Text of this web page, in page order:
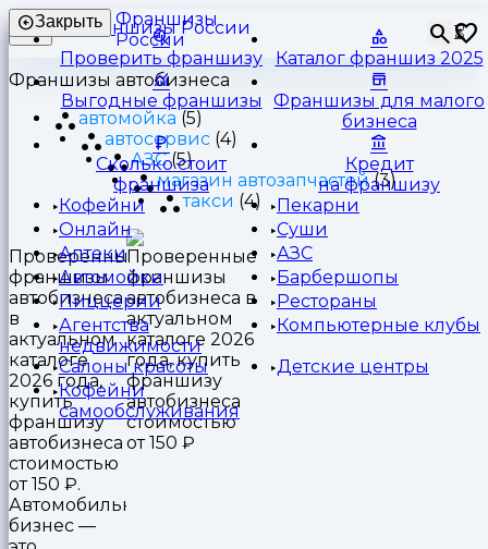
Франшизы
России
⏳
Закрыть
Проверить франшизу Каталог франшиз 2025
Выгодные франшизы
Франшизы для малого
бизнеса
Сколько стоит
франшиза
Кредит
на франшизу
Кофейни
Пекарни
Онлайн
Суши
Аптеки
АЗС
Автомойки
Барбершопы
Пиццерии
Рестораны
Агентства
недвижимости
Компьютерные клубы
Салоны красоты
Детские центры
Кофейни
самообслуживания
Франшизы автобизнеса
автомойка (5)
автосервис (4)
АЗС(5)
магазин автозапчастей(3)
такси (4)
Проверенные
франшизы
автобизнеса
в
актуальном
каталоге
2026 года,
купить
франшизу
автобизнеса
стоимостью
от 150 ₽.
Автомобильный
бизнес —